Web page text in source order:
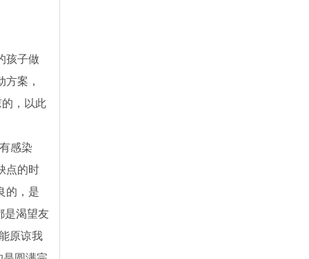
孩子做
案，
，以此
感染
点的时
的，是
是渴望友
原谅我